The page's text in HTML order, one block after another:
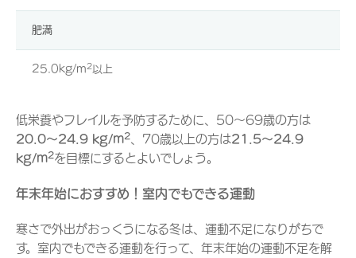
肥満
25.0kg/m 2 以上
低栄養やフレイルを予防するために、50～69歳の方は
20.0～24.9 kg/m2、70歳以上の方は21.5～24.9
kg/m2を目標にするとよいでしょう。
年末年始におすすめ！室内でもできる運動
寒さで外出がおっくうになる冬は、運動不足になりがちで
す。室内でもできる運動を行って、年末年始の運動不足を解